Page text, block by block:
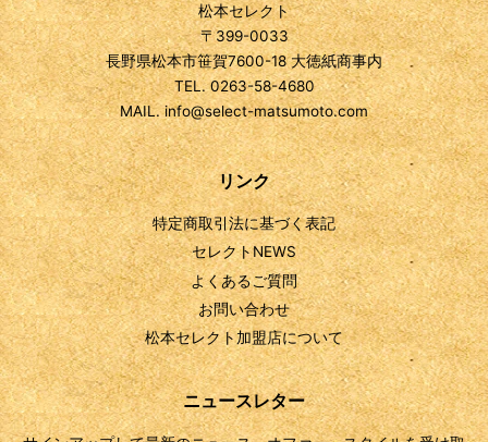
松本セレクト
〒399-0033
長野県松本市笹賀7600-18 大徳紙商事内
TEL. 0263-58-4680
MAIL. info@select-matsumoto.com
リンク
特定商取引法に基づく表記
セレクトNEWS
よくあるご質問
お問い合わせ
松本セレクト加盟店について
ニュースレター